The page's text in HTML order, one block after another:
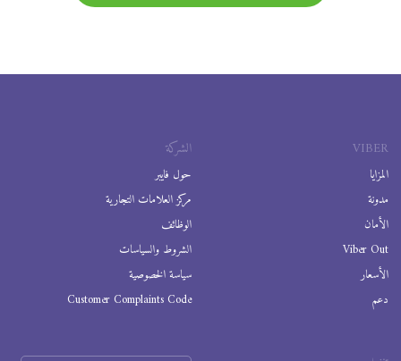
VIBER
المزايا
مدونة
الأمان
Viber Out
الأسعار
دعم
الشركة
حول فايبر
مركز العلامات التجارية
الوظائف
الشروط والسياسات
سياسة الخصوصية
Customer Complaints Code